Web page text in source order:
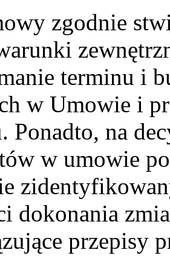
zgodnie
terminu i
w Umowie i
Ponadto, na
w umowie
dokonania
przepisy